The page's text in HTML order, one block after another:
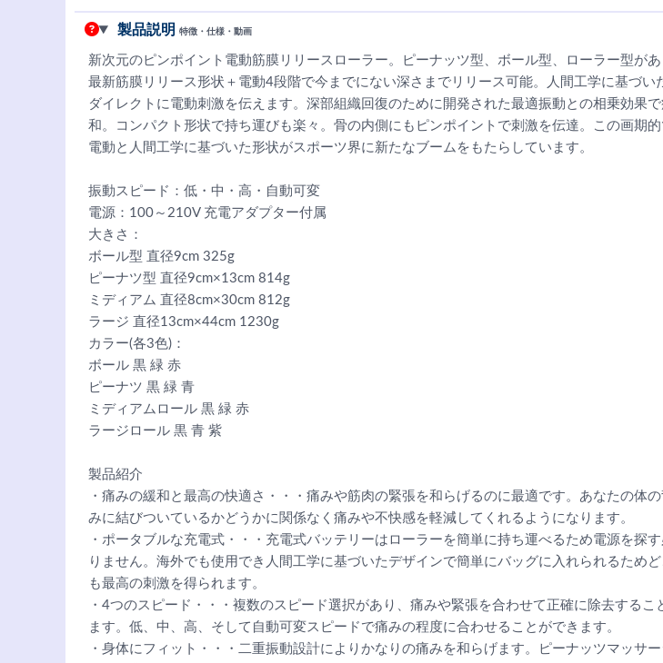
製品説明 特徴・仕様・動画
新次元のピンポイント電動筋膜リリースローラー。ピーナッツ型、ボール型、ローラー型があ
最新筋膜リリース形状＋電動4段階で今までにない深さまでリリース可能。人間工学に基づい
ダイレクトに電動刺激を伝えます。深部組織回復のために開発された最適振動との相乗効果
和。コンパクト形状で持ち運びも楽々。骨の内側にもピンポイントで刺激を伝達。この画期
電動と人間工学に基づいた形状がスポーツ界に新たなブームをもたらしています。
振動スピード：低・中・高・自動可変
電源：100～210V 充電アダプター付属
大きさ：
ボール型 直径9cm 325g
ピーナツ型 直径9cm×13cm 814g
ミディアム 直径8cm×30cm 812g
ラージ 直径13cm×44cm 1230g
カラー(各3色)：
ボール 黒 緑 赤
ピーナツ 黒 緑 青
ミディアムロール 黒 緑 赤
ラージロール 黒 青 紫
製品紹介
・痛みの緩和と最高の快適さ・・・痛みや筋肉の緊張を和らげるのに最適です。あなたの体
みに結びついているかどうかに関係なく痛みや不快感を軽減してくれるようになります。
・ポータブルな充電式・・・充電式バッテリーはローラーを簡単に持ち運べるため電源を探
りません。海外でも使用でき人間工学に基づいたデザインで簡単にバッグに入れられるためど
も最高の刺激を得られます。
・4つのスピード・・・複数のスピード選択があり、痛みや緊張を合わせて正確に除去するこ
ます。低、中、高、そして自動可変スピードで痛みの程度に合わせることができます。
・身体にフィット・・・二重振動設計によりかなりの痛みを和らげます。ピーナッツマッサ